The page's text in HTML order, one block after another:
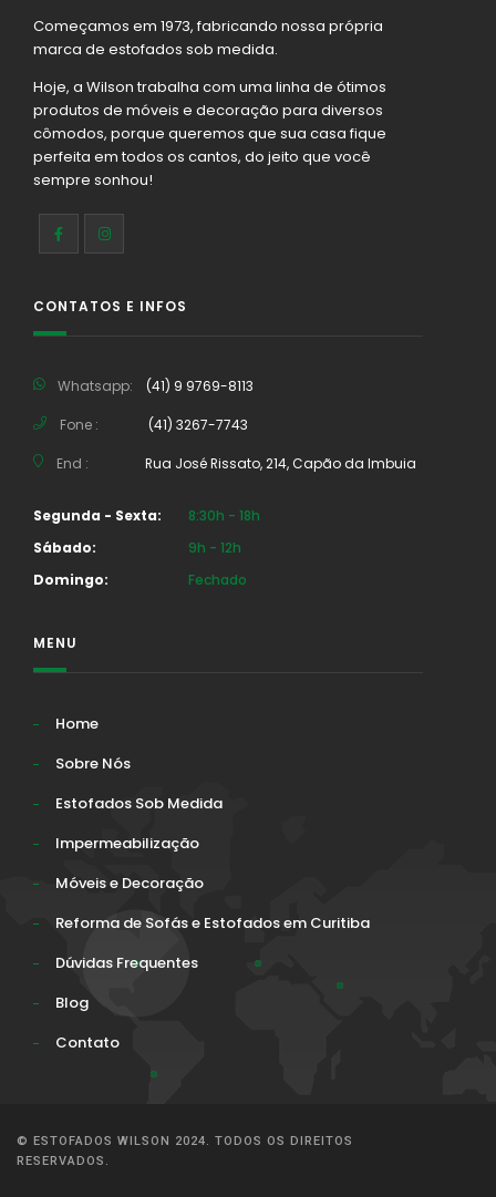
Começamos em 1973, fabricando nossa própria
marca de estofados sob medida.
Hoje, a Wilson trabalha com uma linha de ótimos
produtos de móveis e decoração para diversos
cômodos, porque queremos que sua casa fique
perfeita em todos os cantos, do jeito que você
sempre sonhou!
CONTATOS E INFOS
Whatsapp: (41) 9 9769-8113
Fone : (41) 3267-7743
End : Rua José Rissato, 214, Capão da Imbuia
Segunda - Sexta:
8:30h - 18h
Sábado:
9h - 12h
Domingo:
Fechado
MENU
Home
Sobre Nós
Estofados Sob Medida
Impermeabilização
Móveis e Decoração
Reforma de Sofás e Estofados em Curitiba
Dúvidas Frequentes
Blog
Contato
© ESTOFADOS WILSON 2024. TODOS OS DIREITOS
RESERVADOS.